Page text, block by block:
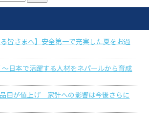
る皆さまへ】安全第一で充実した夏をお過
日本で活躍する人材をネパールから育成
目が値上げ 家計への影響は今後さらに